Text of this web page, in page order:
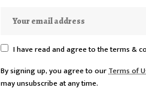
I have read and agree to the terms &
By signing up, you agree to ourTerms of
may unsubscribe at any time.